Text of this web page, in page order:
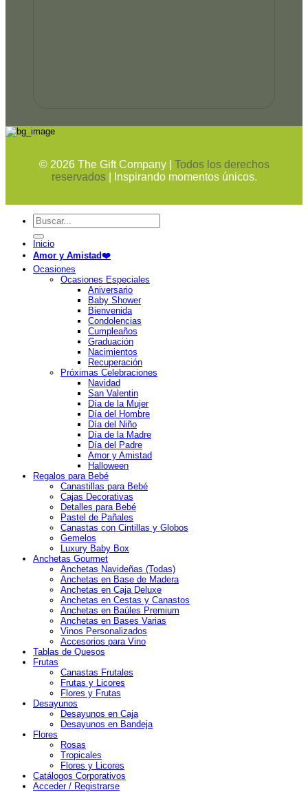
© 2026The Gift Company | Todos los derechos
reservados
| Inspirando momentos únicos.
Buscar
por:
Inicio
Amor y Amistad❤️
Ocasiones
Ocasiones Especiales
Aniversario
Baby Shower
Bienvenida
Condolencias
Cumpleaños
Graduación
Nacimientos
Recuperación
Próximas Celebraciones
Navidad
San Valentin
Día de la Mujer
Día del Hombre
Día del Niño
Día de la Madre
Día del Padre
Amor y Amistad
Halloween
Regalos para Bebé
Canastillas para Bebé
Cajas Decorativas
Detalles para Bebé
Pastel de Pañales
Canastas con Cintillas y Globos
Gemelos
Luxury Baby Box
Anchetas Gourmet
Anchetas Navideñas (Todas)
Anchetas en Base de Madera
Anchetas en Caja Deluxe
Anchetas en Cestas y Canastos
Anchetas en Baúles Premium
Anchetas en Bases Varias
Vinos Personalizados
Accesorios para Vino
Tablas de Quesos
Frutas
Canastas Frutales
Frutas y Licores
Flores y Frutas
Desayunos
Desayunos en Caja
Desayunos en Bandeja
Flores
Rosas
Tropicales
Flores y Licores
Catálogos Corporativos
Acceder / Registrarse